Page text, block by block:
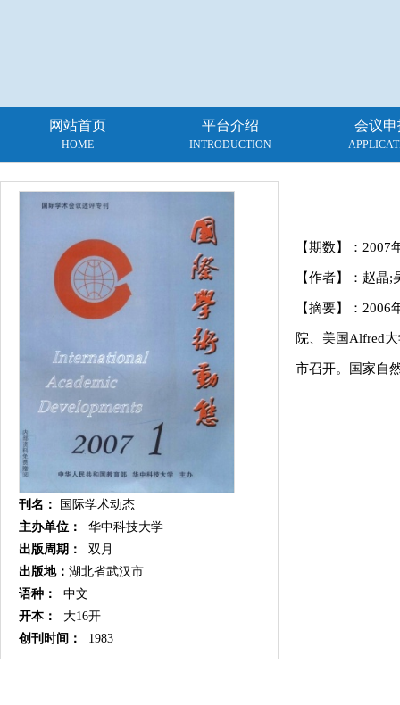
网站首页
HOME
平台介绍
INTRODUCTION
会议申
刊名：
国际学术动态
主办单位：
华中科技大学
出版周期：
双月
出版地： 湖北省武汉市
语种：
中文
开本：
大16开
创刊时间：
1983
【期数】： 2007
【作者】：赵晶
【摘要】：
院、美国Alfred
市召开。国家自